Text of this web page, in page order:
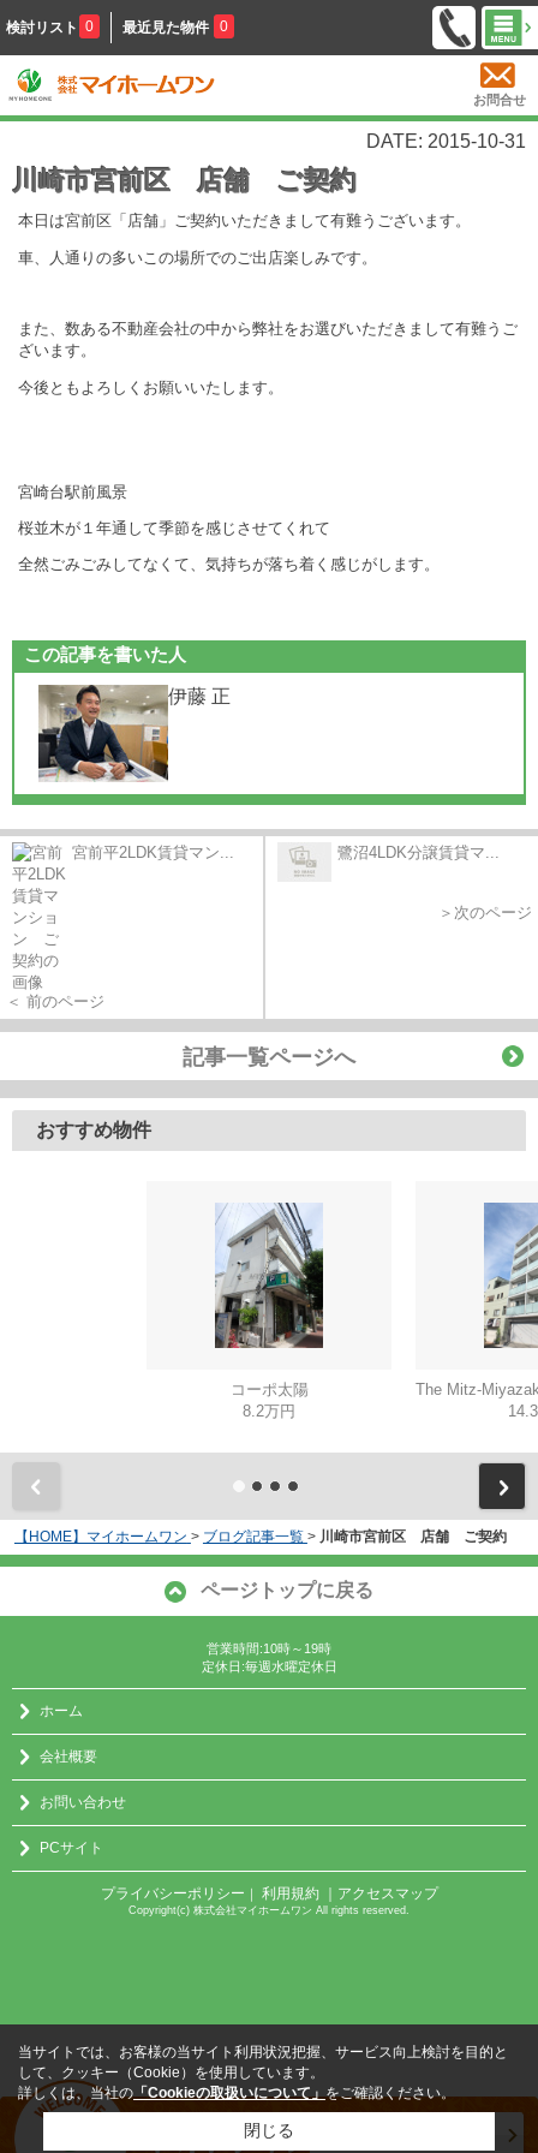
検討リスト 0 最近見た物件 0
お問合せ
DATE: 2015-10-31
川崎市宮前区 店舗 ご契約
本日は宮前区「店舗」ご契約いただきまして有難うございます。
車、人通りの多いこの場所でのご出店楽しみです。
また、数ある不動産会社の中から弊社をお選びいただきまして有難うご
ざいます。
今後ともよろしくお願いいたします。
宮崎台駅前風景
桜並木が１年通して季節を感じさせてくれて
全然ごみごみしてなくて、気持ちが落ち着く感じがします。
この記事を書いた人
伊藤 正
宮前平2LDK賃貸マン...
＜ 前のページ
鷺沼4LDK分譲賃貸マ...
＞次のページ
記事一覧ページへ
おすすめ物件
コーポ太陽
8.2万円
【HOME】マイホームワン > ブログ記事一覧 > 川崎市宮前区 店舗 ご契約
ページトップに戻る
営業時間:10時～19時
定休日:毎週水曜定休日
ホーム
会社概要
お問い合わせ
PCサイト
プライバシーポリシー ｜ 利用規約 ｜アクセスマップ
Copyright(c) 株式会社マイホームワン All rights reserved.
当サイトでは、お客様の当サイト利用状況把握、サービス向上検討を目的と
して、クッキー（Cookie）を使用しています。
詳しくは、当社の「Cookieの取扱いについて」をご確認ください。
閉じる